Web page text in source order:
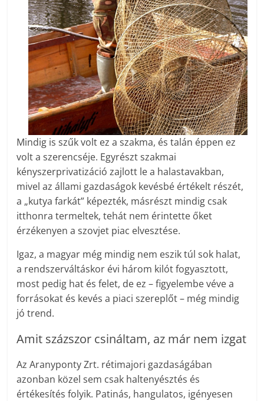
Mindig is szűk volt ez a szakma, és talán éppen ez
volt a szerencséje. Egyrészt szakmai
kényszerprivatizáció zajlott le a halastavakban,
mivel az állami gazdaságok kevésbé értékelt részét,
a „kutya farkát” képezték, másrészt mindig csak
itthonra termeltek, tehát nem érintette őket
érzékenyen a szovjet piac elvesztése.
Igaz, a magyar még mindig nem eszik túl sok halat,
a rendszerváltáskor évi három kilót fogyasztott,
most pedig hat és felet, de ez – figyelembe véve a
forrásokat és kevés a piaci szereplőt – még mindig
jó trend.
Amit százszor csináltam, az már nem izgat
Az Aranyponty Zrt. rétimajori gazdaságában
azonban közel sem csak haltenyésztés és
értékesítés folyik. Patinás, hangulatos, igényesen